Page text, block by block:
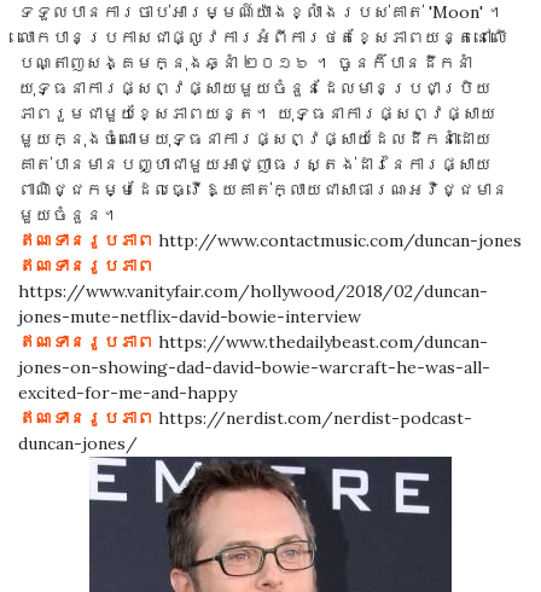
ទទួលបានការចាប់អារម្មណ៍យ៉ាងខ្លាំងរបស់គាត់ 'Moon' ។
លោកបានប្រកាសជាផ្លូវការអំពីការថតខ្សែភាពយន្តនៅលើ
បណ្តាញសង្គមក្នុងឆ្នាំ ២០១៦ ។ ចូនក៏បានដឹកនាំ
យុទ្ធនាការផ្សព្វផ្សាយមួយចំនួនដែលមានប្រជាប្រិយ
ភាពរួមជាមួយខ្សែភាពយន្ត។ យុទ្ធនាការផ្សព្វផ្សាយ
មួយក្នុងចំណោមយុទ្ធនាការផ្សព្វផ្សាយដែលដឹកនាំដោយ
គាត់បានមានបញ្ហាជាមួយអាជ្ញាធរស្តង់ដារនៃការផ្សាយ
ពាណិជ្ជកម្មដែលធ្វើឱ្យគាត់ក្លាយជាសាធារណៈអវិជ្ជមាន
មួយចំនួន។
ឥណទានរូបភាព http://www.contactmusic.com/duncan-jones
ឥណទានរូបភាព
https://www.vanityfair.com/hollywood/2018/02/duncan-
jones-mute-netflix-david-bowie-interview
ឥណទានរូបភាព https://www.thedailybeast.com/duncan-
jones-on-showing-dad-david-bowie-warcraft-he-was-all-
excited-for-me-and-happy
ឥណទានរូបភាព https://nerdist.com/nerdist-podcast-
duncan-jones/